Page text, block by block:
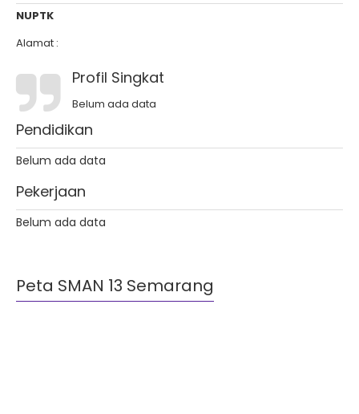
NUPTK
Alamat :
Profil Singkat
Belum ada data
Pendidikan
Belum ada data
Pekerjaan
Belum ada data
Peta SMAN 13 Semarang